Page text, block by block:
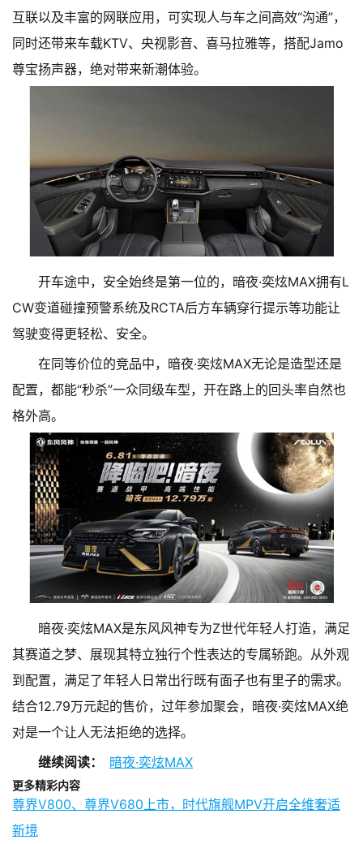
互联以及丰富的网联应用，可实现人与车之间高效“沟通”，
同时还带来车载KTV、央视影音、喜马拉雅等，搭配Jamo
尊宝扬声器，绝对带来新潮体验。
开车途中，安全始终是第一位的，暗夜·奕炫MAX拥有L
CW变道碰撞预警系统及RCTA后方车辆穿行提示等功能让
驾驶变得更轻松、安全。
在同等价位的竞品中，暗夜·奕炫MAX无论是造型还是
配置，都能“秒杀”一众同级车型，开在路上的回头率自然也
格外高。
暗夜·奕炫MAX是东风风神专为Z世代年轻人打造，满足
其赛道之梦、展现其特立独行个性表达的专属轿跑。从外观
到配置，满足了年轻人日常出行既有面子也有里子的需求。
结合12.79万元起的售价，过年参加聚会，暗夜·奕炫MAX绝
对是一个让人无法拒绝的选择。
继续阅读：
暗夜·奕炫MAX
更多精彩内容
尊界V800、尊界V680上市，时代旗舰MPV开启全维奢适
新境